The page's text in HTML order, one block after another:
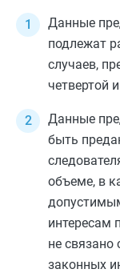
Данные
подлежат
случаев,
четвертой и
Данные
быть
объеме, в
интересам
не связано
законных